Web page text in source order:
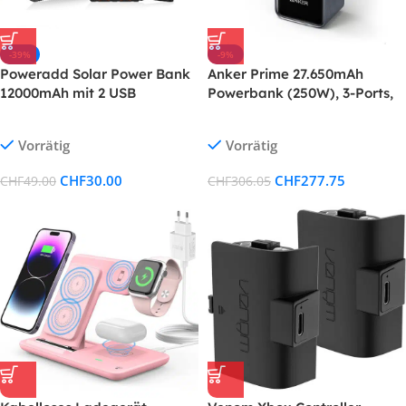
-39%
Poweradd Solar Power Bank
12000mAh mit 2 USB
Vorrätig
CHF49.00 CHF30.00
-9%
Anker Prime 27.650mAh
Powerbank (250W), 3-Ports,
mehrVorrätig
CHF306.05 CHF277.75